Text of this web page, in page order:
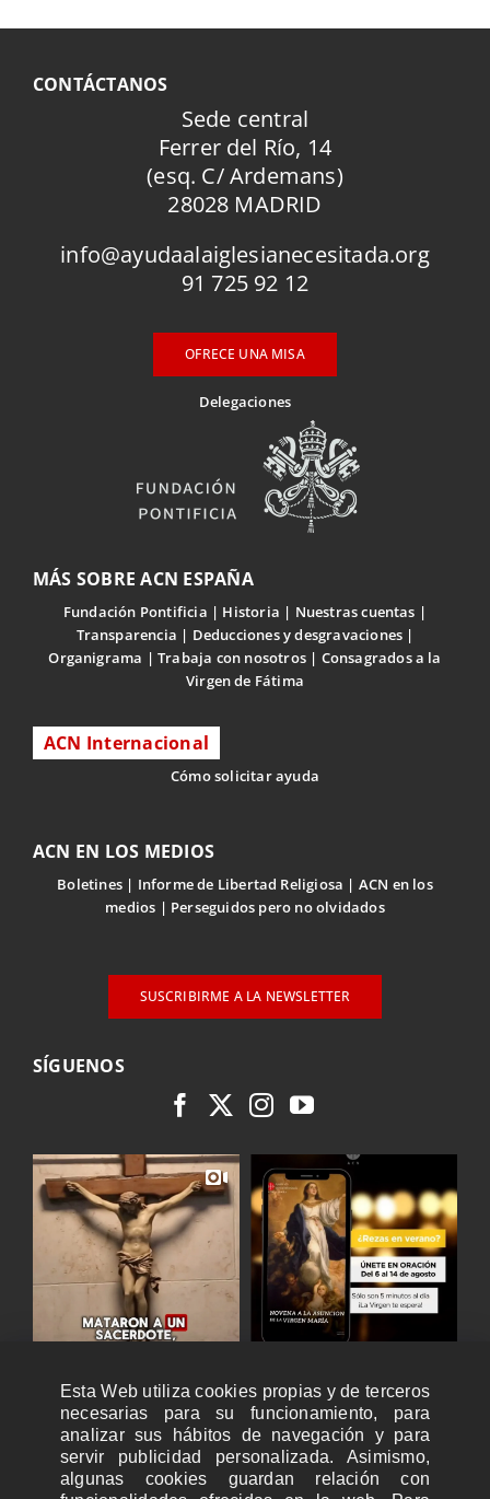
CONTÁCTANOS
Sede central
Ferrer del Río, 14
(esq. C/ Ardemans)
28028 MADRID
info@ayudaalaiglesianecesitada.org
91 725 92 12
OFRECE UNA MISA
Delegaciones
MÁS SOBRE ACN ESPAÑA
Fundación Pontificia Historia
Nuestras cuentas
Transparencia
Deducciones y desgravaciones
Organigrama
Trabaja con nosotros
Consagrados a la
Virgen de Fátima
ACN Internacional
Cómo solicitar ayuda
ACN EN LOS MEDIOS
Boletines Informe de Libertad Religiosa
ACN en los
medios
Perseguidos pero no olvidados
SUSCRIBIRME A LA NEWSLETTER
SÍGUENOS
Esta Web utiliza cookies propias y de terceros
necesarias para su funcionamiento, para
analizar sus hábitos de navegación y para
servir publicidad personalizada. Asimismo,
algunas cookies guardan relación con